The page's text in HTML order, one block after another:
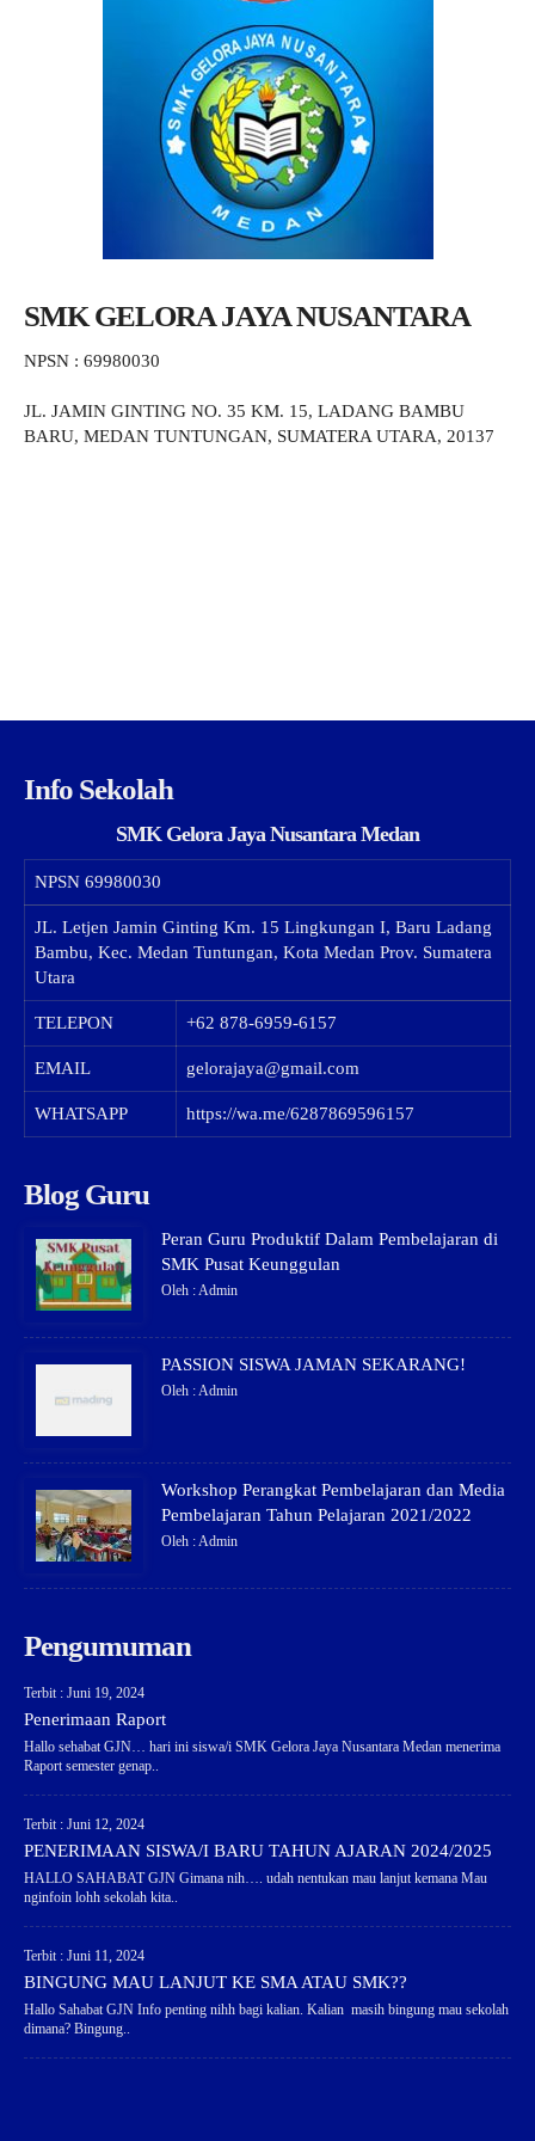
SMK GELORA JAYA NUSANTARA
NPSN : 69980030
JL. JAMIN GINTING NO. 35 KM. 15, LADANG BAMBU
BARU, MEDAN TUNTUNGAN, SUMATERA UTARA, 20137
Info Sekolah
SMK Gelora Jaya Nusantara Medan
NPSN 69980030
JL. Letjen Jamin Ginting Km. 15 Lingkungan I, Baru Ladang
Bambu, Kec. Medan Tuntungan, Kota Medan Prov. Sumatera
Utara
TELEPON +62 878-6959-6157
EMAIL gelorajaya@gmail.com
WHATSAPP https://wa.me/6287869596157
Blog Guru
Peran Guru Produktif Dalam Pembelajaran di
SMK Pusat Keunggulan
Oleh : Admin
PASSION SISWA JAMAN SEKARANG!
Oleh : Admin
Workshop Perangkat Pembelajaran dan Media
Pembelajaran Tahun Pelajaran 2021/2022
Oleh : Admin
Pengumuman
Terbit : Juni 19, 2024
Penerimaan Raport
Hallo sehabat GJN… hari ini siswa/i SMK Gelora Jaya Nusantara Medan menerima
Raport semester genap..
Terbit : Juni 12, 2024
PENERIMAAN SISWA/I BARU TAHUN AJARAN 2024/2025
HALLO SAHABAT GJN Gimana nih…. udah nentukan mau lanjut kemana Mau
nginfoin lohh sekolah kita..
Terbit : Juni 11, 2024
BINGUNG MAU LANJUT KE SMA ATAU SMK??
Hallo Sahabat GJN Info penting nihh bagi kalian. Kalian masih bingung mau sekolah
dimana? Bingung..